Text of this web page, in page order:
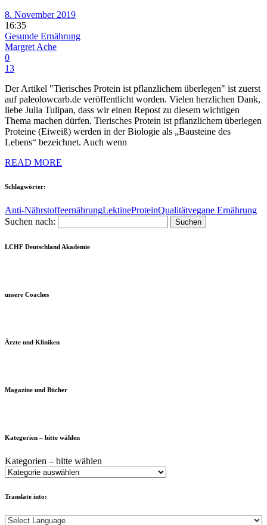
8. November 2019
16:35
Gesunde Ernährung
Margret Ache
0
13
Der Artikel "Tierisches Protein ist pflanzlichem überlegen" ist zuerst
auf paleolowcarb.de veröffentlicht worden. Vielen herzlichen Dank,
liebe Julia Tulipan, dass wir einen Repost zu diesem wichtigen
Thema machen dürfen. Tierisches Protein ist pflanzlichem überlegen
Proteine (Eiweiß) werden in der Biologie als „Bausteine des
Lebens“ bezeichnet. Auch wenn
READ MORE
Schlagwörter:
Anti-NährstoffeernährungLektineProteinQualitätvegane Ernährung
Suchen nach:
LCHF Deutschland Akademie
unsere Coaches
Ärzte und Kliniken
Magazine und Bücher
Kategorien – bitte wählen
Kategorien – bitte wählen
Translate into: